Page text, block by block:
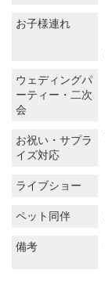
お子様連れ
ウェディングパ
ーティー・二次
会
お祝い・サプラ
イズ対応
ライブショー
ペット同伴
備考